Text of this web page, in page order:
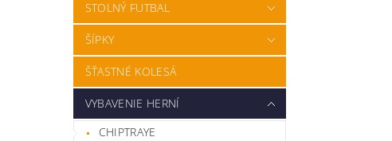
STOLNÝ FUTBAL
ŠÍPKY
ŠŤASTNÉ KOLESÁ
VYBAVENIE HERNÍ
CHIPTRAYE